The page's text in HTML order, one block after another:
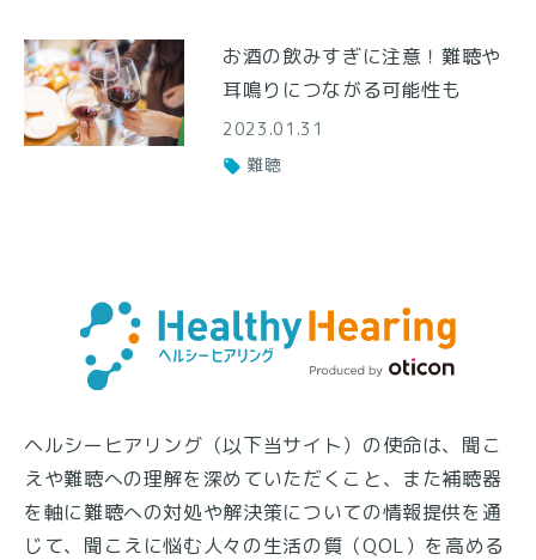
お酒の飲みすぎに注意！難聴や
耳鳴りにつながる可能性も
2023.01.31
難聴
ヘルシーヒアリング（以下当サイト）の使命は、聞こ
えや難聴への理解を深めていただくこと、また補聴器
を軸に難聴への対処や解決策についての情報提供を通
じて、聞こえに悩む人々の生活の質（QOL）を高める